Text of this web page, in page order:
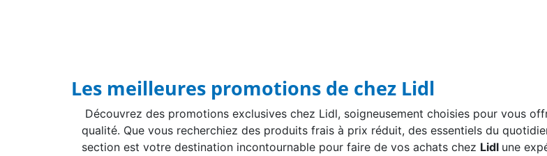
Les meilleures promotions de chez Lidl
Découvrez des promotions exclusives chez Lidl, soigneusement choisies pour vous
qualité. Que vous recherchiez des produits frais à prix réduit, des essentiels du
section est votre destination incontournable pour faire de vos achats chez Lidl une